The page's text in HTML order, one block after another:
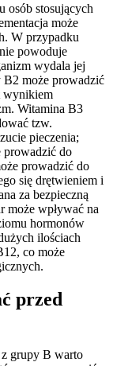
osób stosujących
może
W przypadku
powoduje
wydala jej
może prowadzić
wynikiem
Witamina B3
tzw.
pieczenia;
prowadzić do
prowadzić do
się drętwieniem i
za bezpieczną
może wpływać na
hormonów
ilościach
co może
przed
z grupy B warto